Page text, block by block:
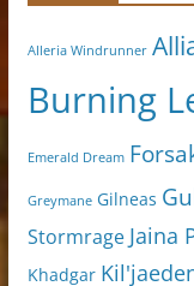
Alleria Windrunner
Burning
Emerald Dream
Greymane Gilneas
Stormrage Jaina
Khadgar